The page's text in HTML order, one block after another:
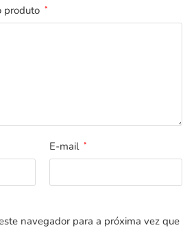
produto *
E-mail *
navegador para a próxima vez que